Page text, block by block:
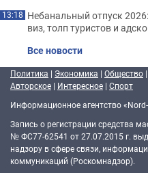
13:18 Небанальный отпуск
виз, толп туристов и
Все новости
Политика | Экономика | Общество |
Авторское | Интересное | Спорт
Информационное агентство
Запись о регистрации средства
№ ФС77-62541 от 27.07.2015 г.
надзору в сфере связи,
коммуникаций (Роскомнадзор).